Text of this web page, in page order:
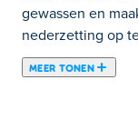
gewassen en
nederzetting op
MEER TONEN